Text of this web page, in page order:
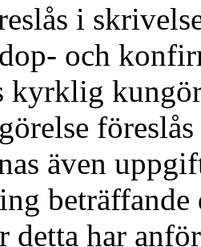
i
och
kyrklig
även
detta har